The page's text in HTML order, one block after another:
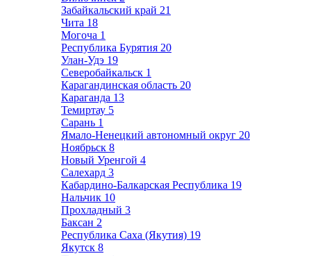
Забайкальский край 21
Чита 18
Могоча 1
Республика Бурятия 20
Улан-Удэ 19
Северобайкальск 1
Карагандинская область 20
Караганда 13
Темиртау 5
Сарань 1
Ямало-Ненецкий автономный округ 20
Ноябрьск 8
Новый Уренгой 4
Салехард 3
Кабардино-Балкарская Республика 19
Нальчик 10
Прохладный 3
Баксан 2
Республика Саха (Якутия) 19
Якутск 8